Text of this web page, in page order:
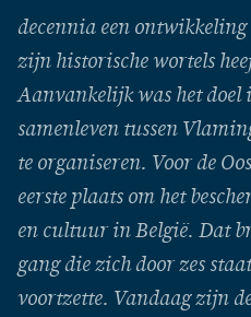
decennia een
zijn historische wortels
Aanvankelijk was het doel
samenleven tussen
te organiseren. Voor de
eerste plaats om het
en cultuur in België. Dat
gang die zich door zes
voortzette. Vandaag zijn